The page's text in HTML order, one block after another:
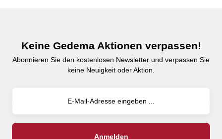
Keine Gedema Aktionen verpassen!
Abonnieren Sie den kostenlosen Newsletter und verpassen Sie
keine Neuigkeit oder Aktion.